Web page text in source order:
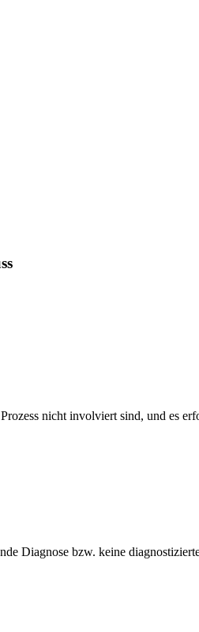
nicht involviert sind, und es
Diagnose bzw. keine